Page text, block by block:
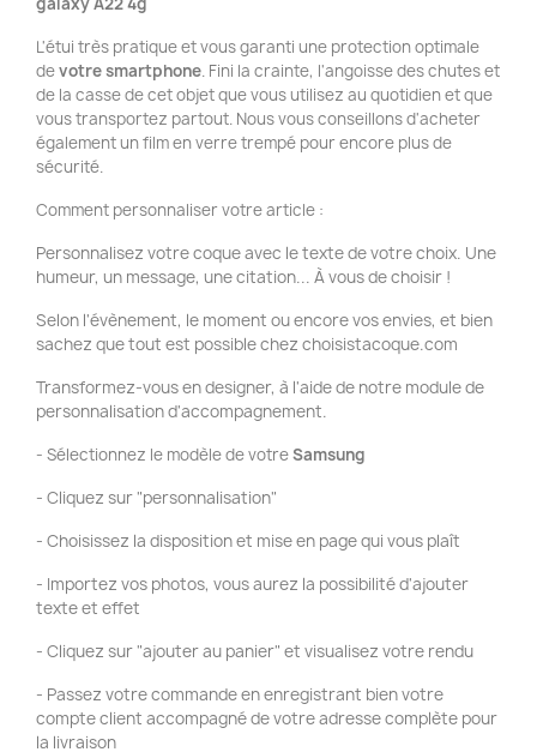
L'étui très pratique et vous garanti une protection optimale
devotre smartphone. Fini la crainte, l'angoisse des chutes et
de la casse de cet objet que vous utilisez au quotidien et que
vous transportez partout. Nous vous conseillons d'acheter
également un film en verre trempé pour encore plus de
sécurité.
Comment personnaliser votre article :
Personnalisez votre coque avec le texte de votre choix. Une
humeur, un message, une citation... À vous de choisir !
Selon l'évènement, le moment ou encore vos envies, et bien
sachez que tout est possible chez choisistacoque.com
Transformez-vous en designer, à l'aide de notre module de
personnalisation d'accompagnement.
- Sélectionnez le modèle de votreSamsung
- Cliquez sur "personnalisation"
- Choisissez la disposition et mise en page qui vous plaît
- Importez vos photos, vous aurez la possibilité d'ajouter
texte et effet
- Cliquez sur "ajouter au panier" et visualisez votre rendu
- Passez votre commande en enregistrant bien votre
compte client accompagné de votre adresse complète pour
la livraison